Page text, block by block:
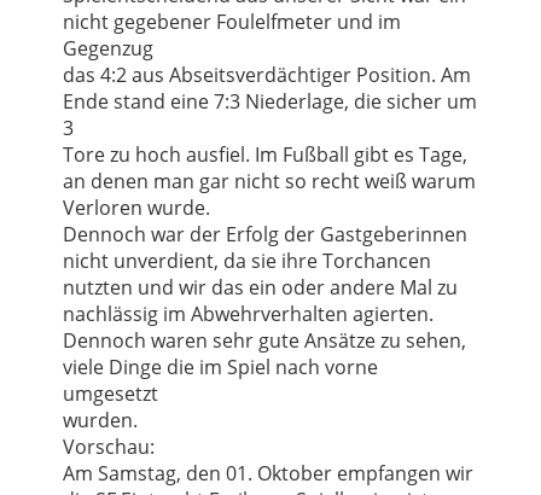
nicht gegebener Foulelfmeter und im
Gegenzug
das 4:2 aus Abseitsverdächtiger Position. Am
Ende stand eine 7:3 Niederlage, die sicher um
3
Tore zu hoch ausfiel. Im Fußball gibt es Tage,
an denen man gar nicht so recht weiß warum
Verloren wurde.
Dennoch war der Erfolg der Gastgeberinnen
nicht unverdient, da sie ihre Torchancen
nutzten und wir das ein oder andere Mal zu
nachlässig im Abwehrverhalten agierten.
Dennoch waren sehr gute Ansätze zu sehen,
viele Dinge die im Spiel nach vorne
umgesetzt
wurden.
Vorschau:
Am Samstag, den 01. Oktober empfangen wir